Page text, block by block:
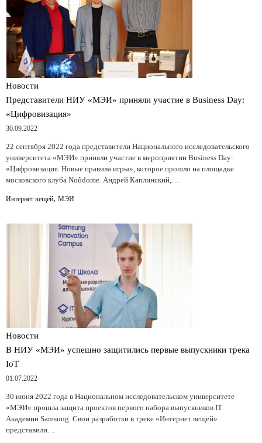
Новости
Представители НИУ «МЭИ» приняли участие в Business Day:
«Цифровизация»
30.09.2022
22 сентября 2022 года представители Национального исследовательского
университета «МЭИ» приняли участие в мероприятии Business Day:
«Цифровизация. Новые правила игры», которое прошло на площадке
московского клуба Noôdome. Андрей Каплинский,…
Интернет вещей, МЭИ
Новости
В НИУ «МЭИ» успешно защитились первые выпускники трека
IoT
01.07.2022
30 июня 2022 года в Национальном исследовательском университете
«МЭИ» прошла защита проектов первого набора выпускников IT
Академии Samsung. Свои разработки в треке «Интернет вещей»
представили…